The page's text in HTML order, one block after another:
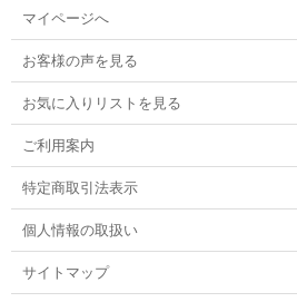
マイページへ
お客様の声を見る
お気に入りリストを見る
ご利用案内
特定商取引法表示
個人情報の取扱い
サイトマップ